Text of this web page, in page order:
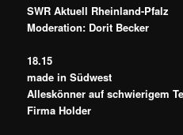
SWR Aktuell Rheinland-Pfalz
Moderation: Dorit Becker
18.15
made in Südwest
Alleskönner auf schwierigem
Firma Holder